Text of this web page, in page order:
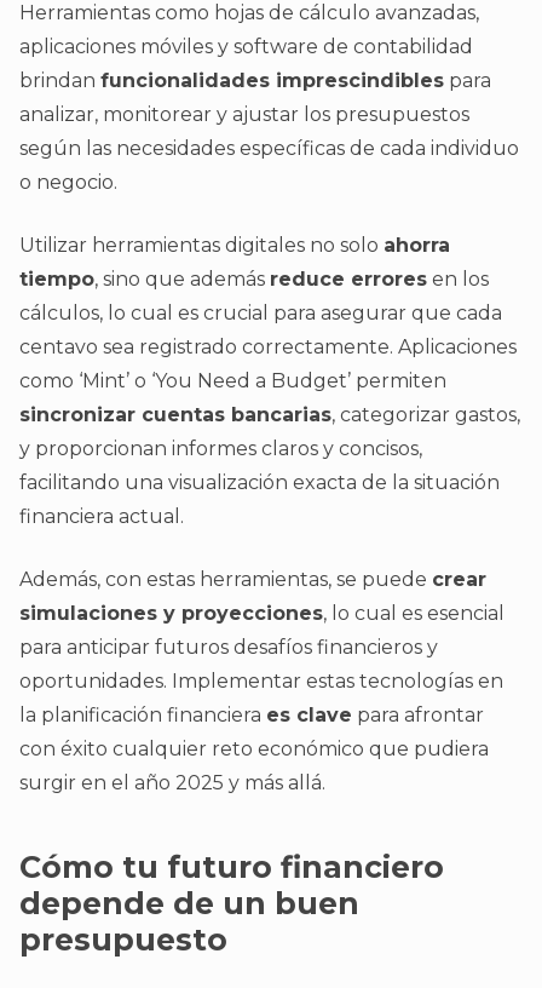
Herramientas como hojas de cálculo avanzadas,
aplicaciones móviles y software de contabilidad
brindan funcionalidades imprescindibles para
analizar, monitorear y ajustar los presupuestos
según las necesidades específicas de cada individuo
o negocio.
Utilizar herramientas digitales no solo ahorra
tiempo, sino que además reduce errores en los
cálculos, lo cual es crucial para asegurar que cada
centavo sea registrado correctamente. Aplicaciones
como ‘Mint’ o ‘You Need a Budget’ permiten
sincronizar cuentas bancarias, categorizar gastos,
y proporcionan informes claros y concisos,
facilitando una visualización exacta de la situación
financiera actual.
Además, con estas herramientas, se puede crear
simulaciones y proyecciones, lo cual es esencial
para anticipar futuros desafíos financieros y
oportunidades. Implementar estas tecnologías en
la planificación financiera es clave para afrontar
con éxito cualquier reto económico que pudiera
surgir en el año 2025 y más allá.
Cómo tu futuro financiero
depende de un buen
presupuesto